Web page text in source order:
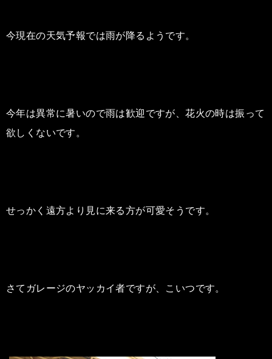
今現在の天気予報では雨が降るようです。
今年は異常に暑いので雨は歓迎ですが、花火の時は振って
欲しくないです。
せっかく遠方より見に来る方が可愛そうです。
さてガレージのヤッカイ者ですが、こいつです。